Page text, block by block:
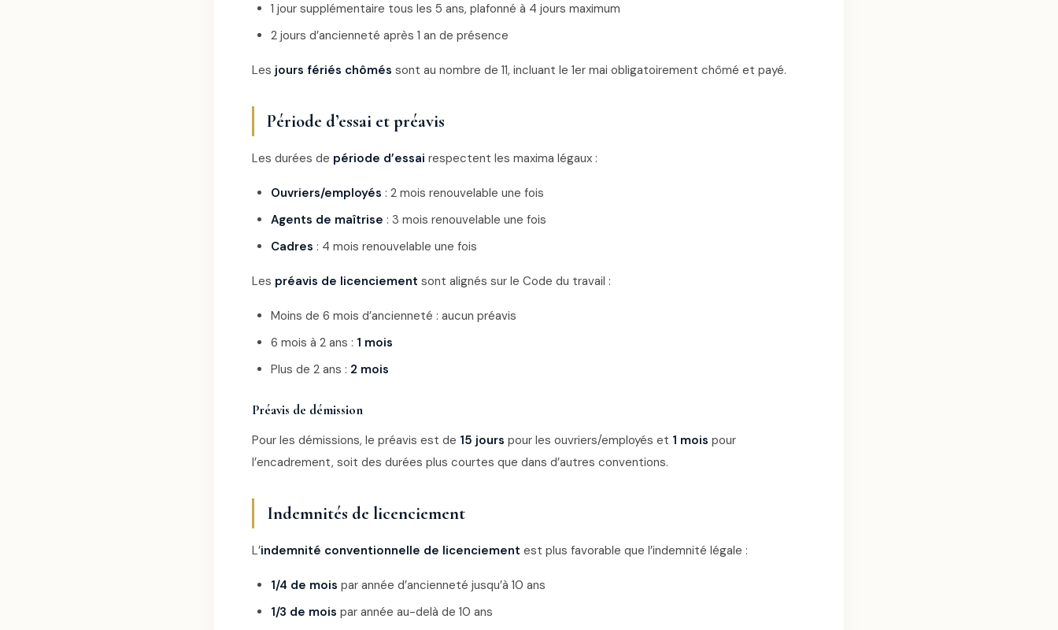
1 jour supplémentaire tous les 5 ans, plafonné à 4 jours maximum
2 jours d’ancienneté après 1 an de présence
Les jours fériés chômés sont au nombre de 11, incluant le 1er mai obligatoirement chômé et payé.
Période d’essai et préavis
Les durées de période d’essai respectent les maxima légaux :
Ouvriers/employés : 2 mois renouvelable une fois
Agents de maîtrise : 3 mois renouvelable une fois
Cadres : 4 mois renouvelable une fois
Les préavis de licenciement sont alignés sur le Code du travail :
Moins de 6 mois d’ancienneté : aucun préavis
6 mois à 2 ans : 1 mois
Plus de 2 ans : 2 mois
Préavis de démission
Pour les démissions, le préavis est de 15 jours pour les ouvriers/employés et 1 mois pour
l’encadrement, soit des durées plus courtes que dans d’autres conventions.
Indemnités de licenciement
L’indemnité conventionnelle de licenciement est plus favorable que l’indemnité légale :
1/4 de mois par année d’ancienneté jusqu’à 10 ans
1/3 de mois par année au-delà de 10 ans